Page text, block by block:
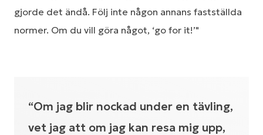
gjorde det ändå. Följ inte någon annans fastställda
normer. Om du vill göra något, ‘go for it!’"
“Om jag blir nockad under en tävling,
vet jag att om jag kan resa mig upp,